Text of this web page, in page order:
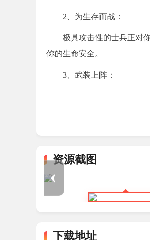
2、为生存而战：
极具攻击性的士兵正对
你的生命安全。
3、武装上阵：
解锁并使用多种可升级
1、理智受袭：
2、深渊之秘：
揭开深藏于海底的黑暗阴谋。
资源截图
下载地址